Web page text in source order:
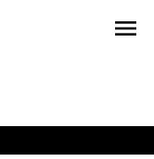
menu